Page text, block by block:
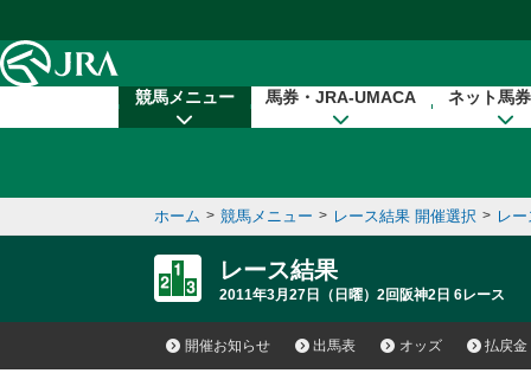
競馬メニュー 馬券・JRA-UMACA ネット馬
ホーム > 競馬メニュー > レース結果 開催選択 > レ
レース結果
2011年3月27日（日曜）2回阪神2日 6レース
開催お知らせ 出馬表 オッズ 払戻金